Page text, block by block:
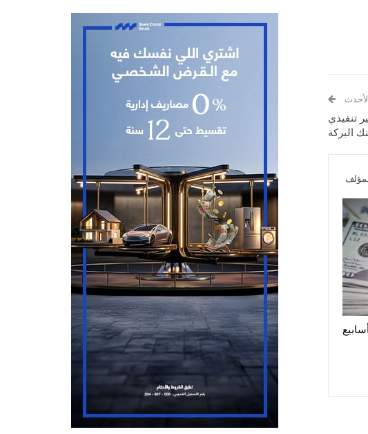
الأحدث
تنفيذي
البركة
الدولار قرب أدنى مستوياته في 7 أسابيع